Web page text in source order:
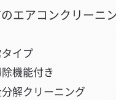
エアコンクリーニ
イプ
機能付き
解クリーニング